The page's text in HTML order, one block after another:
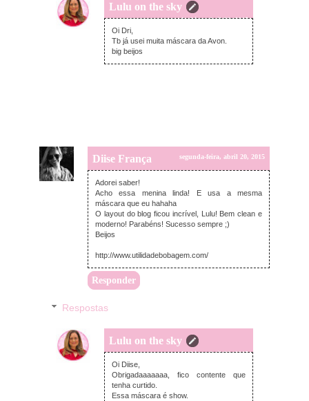
Lulu on the sky
segunda-feira, abril 20, 2015
Oi Dri,
Tb já usei muita máscara da Avon.
big beijos
Diise França segunda-feira, abril 20, 2015
Adorei saber!
Acho essa menina linda! E usa a mesma
máscara que eu hahaha
O layout do blog ficou incrível, Lulu! Bem clean e
moderno! Parabéns! Sucesso sempre ;)
Beijos
http://www.utilidadebobagem.com/
Responder
Respostas
Lulu on the sky
segunda-feira, abril 20, 2015
Oi Diise,
Obrigadaaaaaaa, fico contente que
tenha curtido.
Essa máscara é show.